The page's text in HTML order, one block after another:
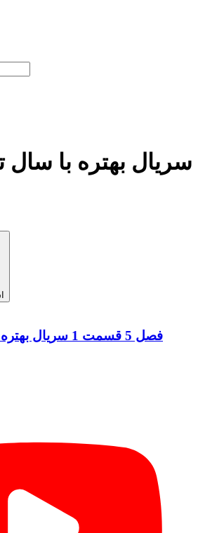
سریال بهتره با
فصل 5 قسمت 1 سریال بهتره با سال تماس بگیری